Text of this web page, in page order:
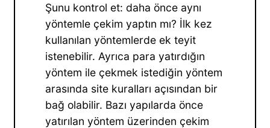
Şunu kontrol et: daha önce aynı
yöntemle çekim yaptın mı? İlk kez
kullanılan yöntemlerde ek teyit
istenebilir. Ayrıca para yatırdığın
yöntem ile çekmek istediğin yöntem
arasında site kuralları açısından bir
bağ olabilir. Bazı yapılarda önce
yatırılan yöntem üzerinden çekim